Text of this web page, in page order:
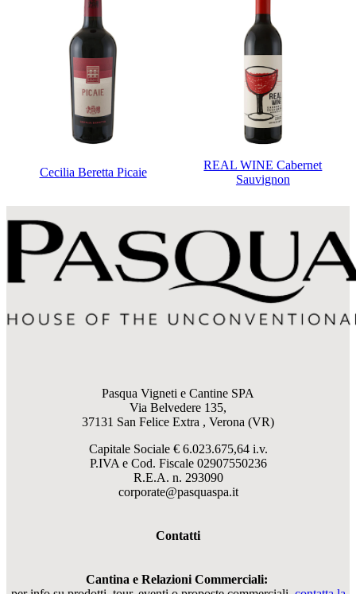
Cecilia Beretta Picaie
REAL WINE Cabernet
Sauvignon
Pasqua Vigneti e Cantine SPA
Via Belvedere 135,
37131 San Felice Extra , Verona (VR)
Capitale Sociale € 6.023.675,64 i.v.
P.IVA e Cod. Fiscale 02907550236
R.E.A. n. 293090
corporate@pasquaspa.it
Contatti
Cantina e Relazioni Commerciali: